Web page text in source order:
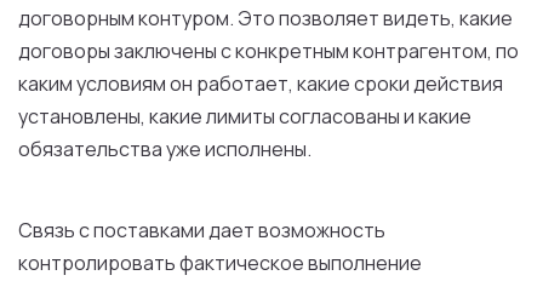
договорным контуром. Это позволяет видеть, какие
договоры заключены с конкретным контрагентом, по
каким условиям он работает, какие сроки действия
установлены, какие лимиты согласованы и какие
обязательства уже исполнены.
Связь с поставками дает возможность
контролировать фактическое выполнение